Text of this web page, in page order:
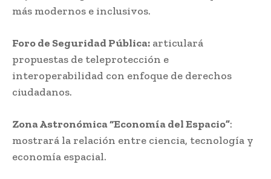
más modernos e inclusivos.
Foro de Seguridad Pública: articulará
propuestas de teleprotección e
interoperabilidad con enfoque de derechos
ciudadanos.
Zona Astronómica “Economía del Espacio”:
mostrará la relación entre ciencia, tecnología y
economía espacial.